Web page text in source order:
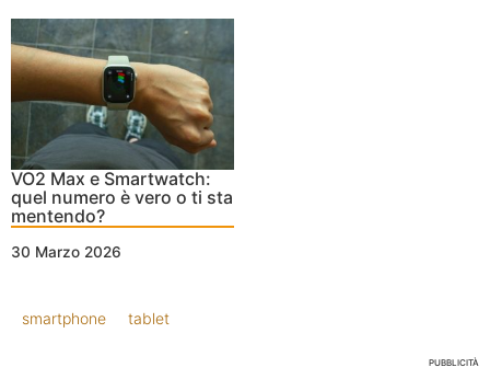
VO2 Max e Smartwatch:
quel numero è vero o ti sta
mentendo?
30 Marzo 2026
smartphone tablet
PUBBLICITÀ